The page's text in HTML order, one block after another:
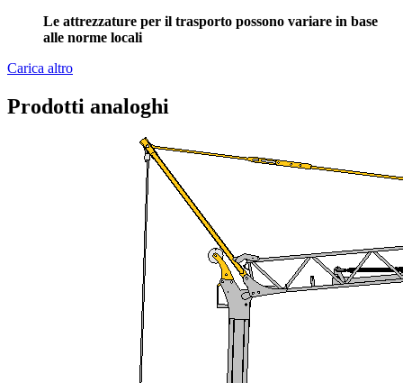
Le attrezzature per il trasporto possono variare in base
alle norme locali
Carica altro
Prodotti analoghi